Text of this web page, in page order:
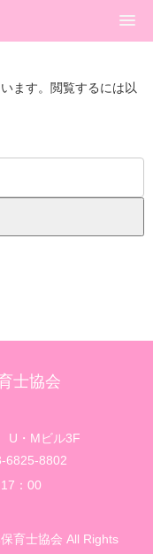
ます。閲覧するには以
士協会
U・Mビル3F
6825-8802
：00
育士協会 All Rights